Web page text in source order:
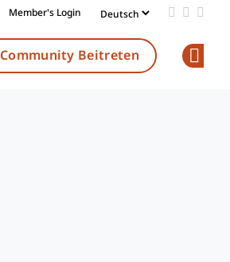
Member's Login Add us
Follow
Community Beitreten